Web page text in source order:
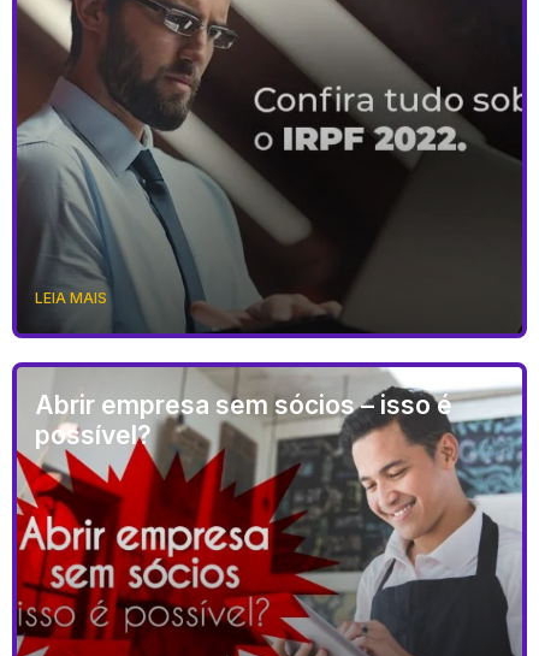
LEIA MAIS
Abrir empresa sem sócios – isso é
possível?